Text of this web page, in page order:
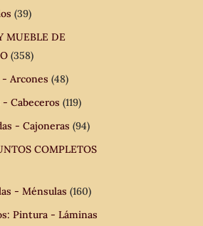
(39)
MUEBLE DE
(358)
- Arcones (48)
- Cabeceros (119)
- Cajoneras (94)
COMPLETOS
- Ménsulas (160)
Pintura - Láminas